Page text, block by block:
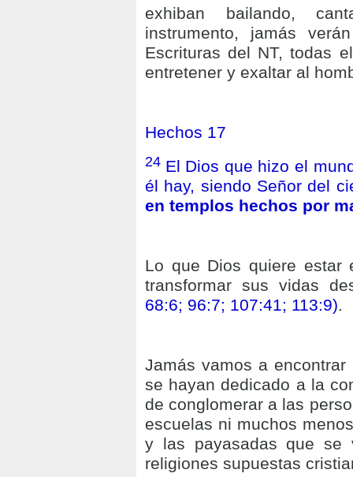
exhiban bailando,
instrumento, jamás
Escrituras del NT, todas
entretener y exaltar al
Hechos 17
24 El Dios que hizo el
él hay, siendo Señor del
en templos hechos por
Lo que Dios quiere
transformar sus vidas
68:6; 96:7; 107:41; 113:9).
Jamás vamos a
se hayan dedicado a la
de conglomerar a las
escuelas ni muchos
y las payasadas que
religiones supuestas